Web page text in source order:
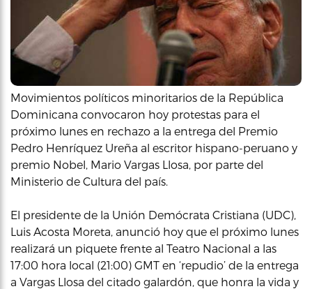
Movimientos políticos minoritarios de la República
Dominicana convocaron hoy protestas para el
próximo lunes en rechazo a la entrega del Premio
Pedro Henríquez Ureña al escritor hispano-peruano y
premio Nobel, Mario Vargas Llosa, por parte del
Ministerio de Cultura del país.
El presidente de la Unión Demócrata Cristiana (UDC),
Luis Acosta Moreta, anunció hoy que el próximo lunes
realizará un piquete frente al Teatro Nacional a las
17:00 hora local (21:00) GMT en ‘repudio’ de la entrega
a Vargas Llosa del citado galardón, que honra la vida y